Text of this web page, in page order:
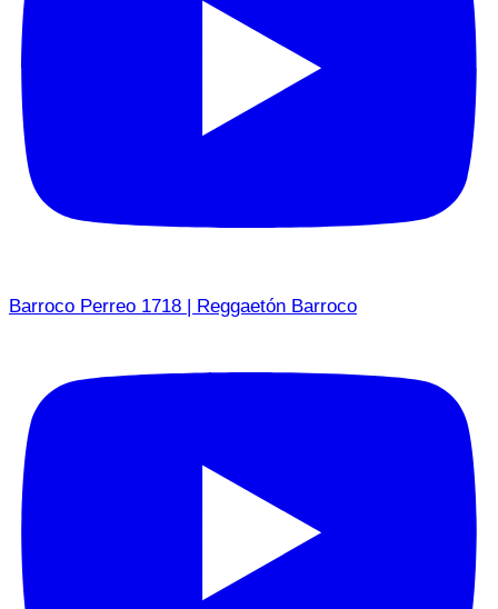
Barroco Perreo 1718 | Reggaetón Barroco